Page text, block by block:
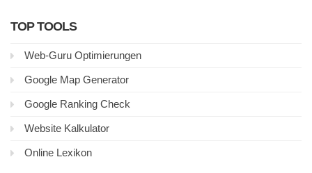
TOP TOOLS
Web-Guru Optimierungen
Google Map Generator
Google Ranking Check
Website Kalkulator
Online Lexikon